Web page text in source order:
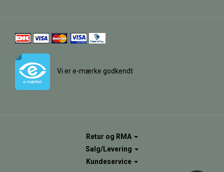
Vi er e-mærke godkendt
Retur og RMA
Salg/Levering
Kundeservice